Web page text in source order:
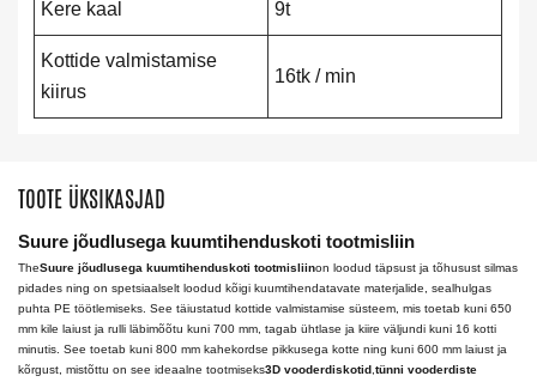
Kere kaal 9t
Kottide valmistamise
kiirus
16tk / min
TOOTE ÜKSIKASJAD
Suure jõudlusega kuumtihenduskoti tootmisliin
TheSuure jõudlusega kuumtihenduskoti tootmisliinon loodud täpsust ja tõhusust silmas
pidades ning on spetsiaalselt loodud kõigi kuumtihendatavate materjalide, sealhulgas
puhta PE töötlemiseks. See täiustatud kottide valmistamise süsteem, mis toetab kuni 650
mm kile laiust ja rulli läbimõõtu kuni 700 mm, tagab ühtlase ja kiire väljundi kuni 16 kotti
minutis. See toetab kuni 800 mm kahekordse pikkusega kotte ning kuni 600 mm laiust ja
kõrgust, mistõttu on see ideaalne tootmiseks3D vooderdiskotid tünni vooderdiste